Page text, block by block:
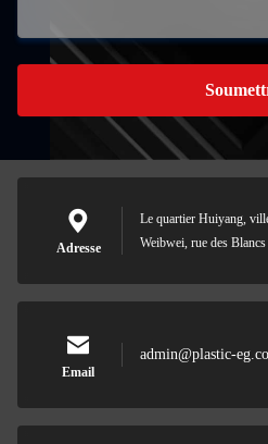
Adresse
Le quartier Huiyang,
Weibwei, rue des
Email
admin@plastic-